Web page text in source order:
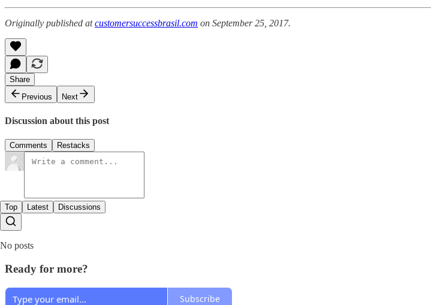
Originally published atcustomersuccessbrasil.com on September 25, 2017.
Share
Previous
Next
Discussion about this post
Comments Restacks
Top Latest Discussions
No posts
Ready for more?
Subscribe